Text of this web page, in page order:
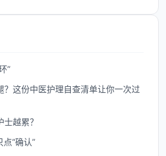
”
？这份中医护理自查清单让你一次过
越累？
“确认”